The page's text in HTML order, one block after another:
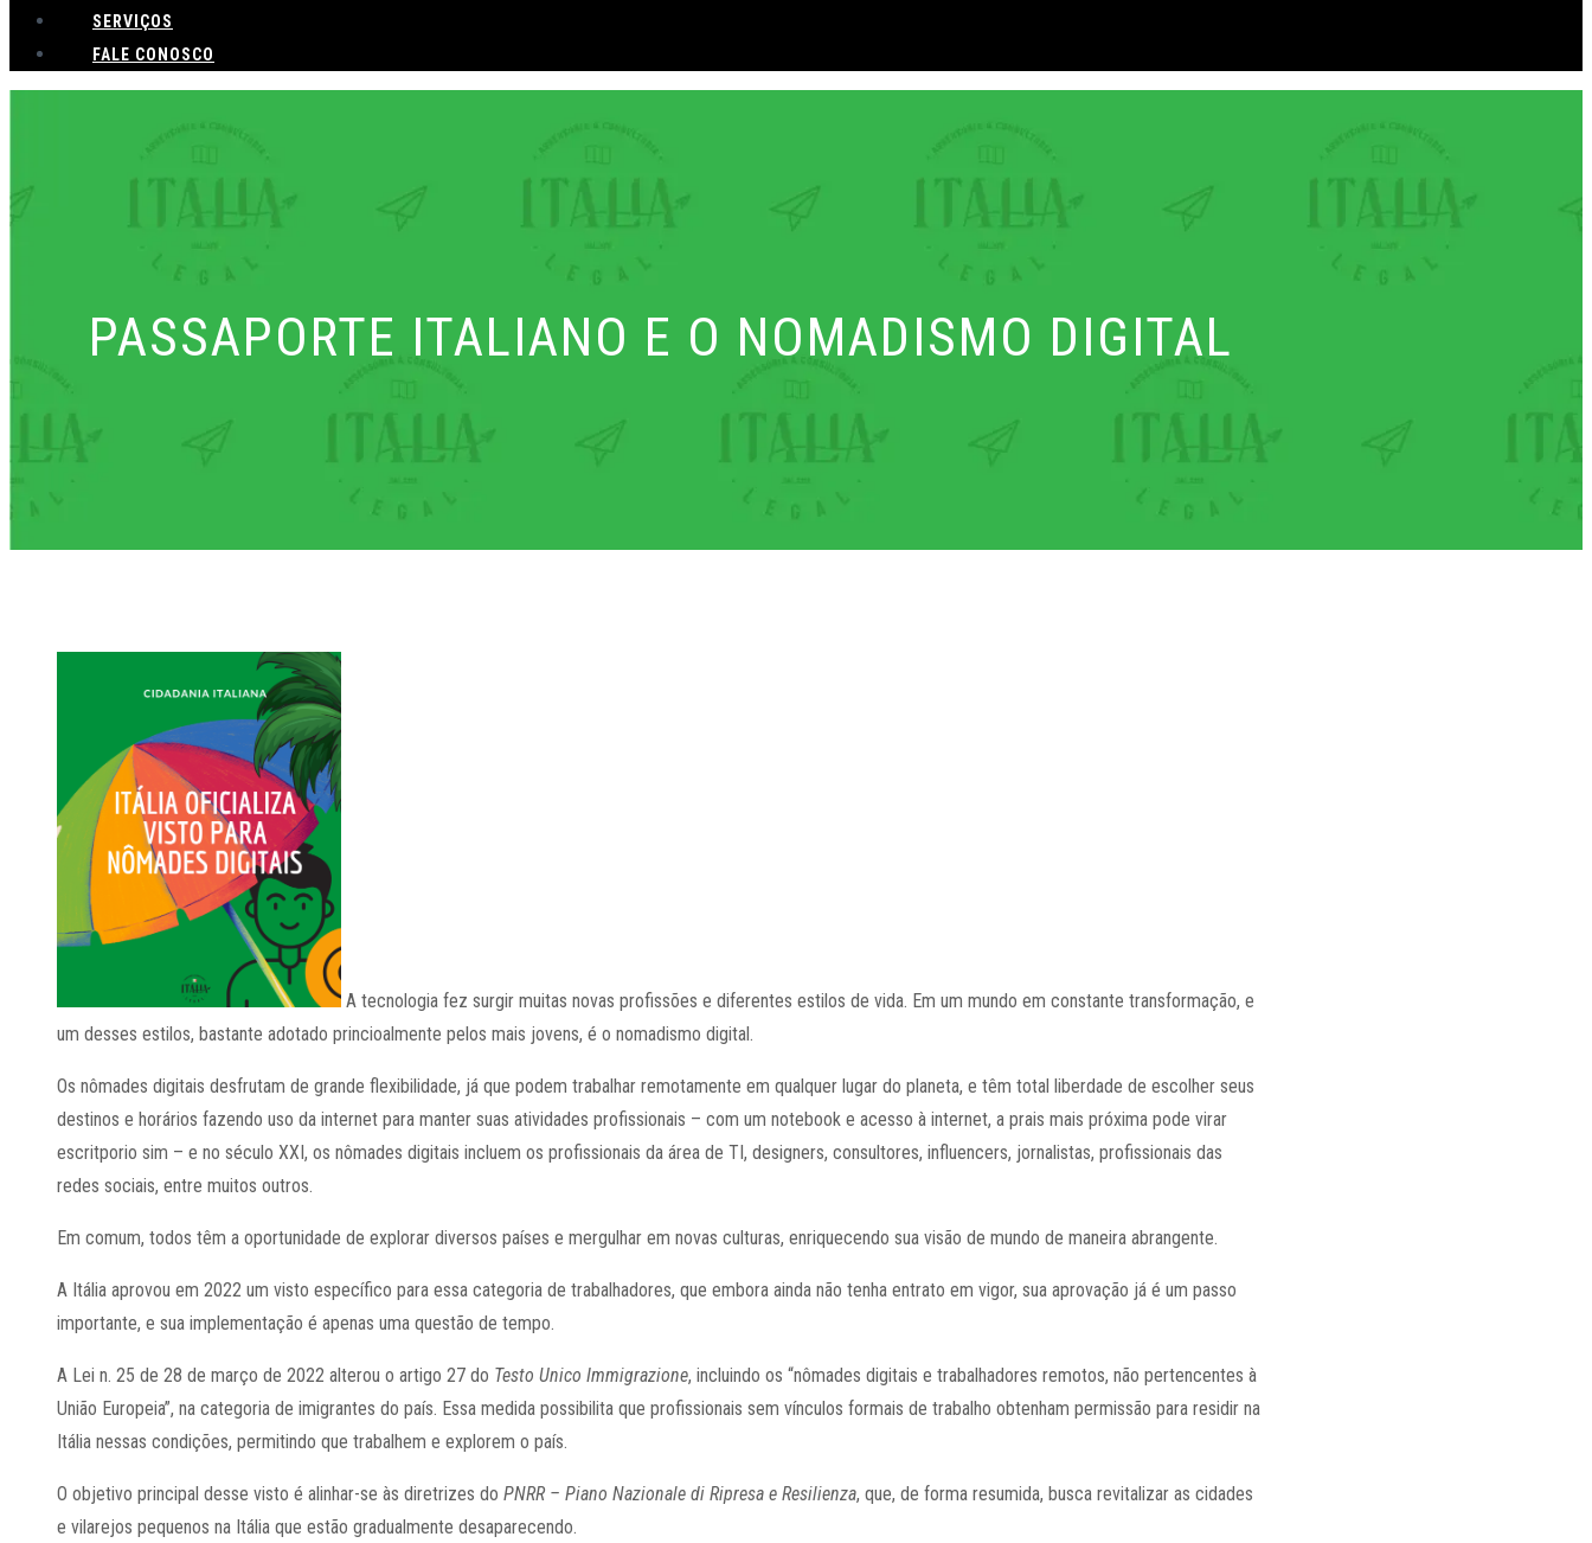
SERVIÇOS
FALE CONOSCO
PASSAPORTE ITALIANO E O NOMADISMO DIGITAL
A tecnologia fez surgir muitas novas profissões e diferentes estilos de vida. Em um mundo em constante transformação, e
um desses estilos, bastante adotado princioalmente pelos mais jovens, é o nomadismo digital.
Os nômades digitais desfrutam de grande flexibilidade, já que podem trabalhar remotamente em qualquer lugar do planeta, e têm total liberdade de escolher seus
destinos e horários fazendo uso da internet para manter suas atividades profissionais – com um notebook e acesso à internet, a prais mais próxima pode virar
escritporio sim – e no século XXI, os nômades digitais incluem os profissionais da área de TI, designers, consultores, influencers, jornalistas, profissionais das
redes sociais, entre muitos outros.
Em comum, todos têm a oportunidade de explorar diversos países e mergulhar em novas culturas, enriquecendo sua visão de mundo de maneira abrangente.
A Itália aprovou em 2022 um visto específico para essa categoria de trabalhadores, que embora ainda não tenha entrato em vigor, sua aprovação já é um passo
importante, e sua implementação é apenas uma questão de tempo.
A Lei n. 25 de 28 de março de 2022 alterou o artigo 27 do Testo Unico Immigrazione, incluindo os “nômades digitais e trabalhadores remotos, não pertencentes à
União Europeia”, na categoria de imigrantes do país. Essa medida possibilita que profissionais sem vínculos formais de trabalho obtenham permissão para residir na
Itália nessas condições, permitindo que trabalhem e explorem o país.
O objetivo principal desse visto é alinhar-se às diretrizes do PNRR – Piano Nazionale di Ripresa e Resilienza, que, de forma resumida, busca revitalizar as cidades
e vilarejos pequenos na Itália que estão gradualmente desaparecendo.